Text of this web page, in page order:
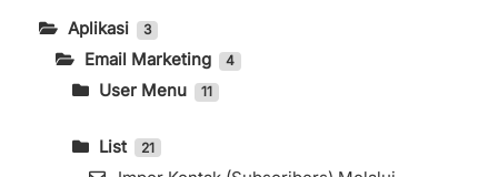
Aplikasi 3
Email Marketing 4
User Menu 11
Pada Form
List 21